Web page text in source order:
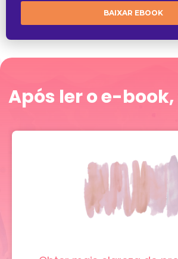
BAIXAR EBOOK
Após ler o e-